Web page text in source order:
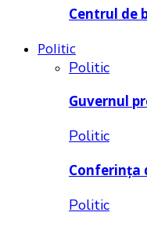
Centrul de
Politic
Politic
Guvernul
Politic
Conferința
Politic